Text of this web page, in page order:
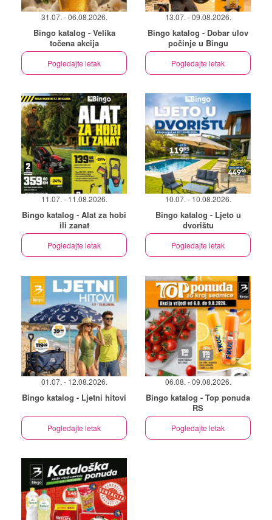
31.07. - 06.08.2026.
Bingo katalog - Velika
točena akcija
Pogledajte letak
13.07. - 09.08.2026.
Bingo katalog - Dobar ulov
počinje u Bingu
Pogledajte letak
11.07. - 11.08.2026.
Bingo katalog - Alat za hobi
ili zanat
Pogledajte letak
10.07. - 10.08.2026.
Bingo katalog - Ljeto u
dvorištu
Pogledajte letak
01.07. - 12.08.2026.
Bingo katalog - Ljetni hitovi
Pogledajte letak
06.08. - 09.08.2026.
Bingo katalog - Top ponuda
RS
Pogledajte letak